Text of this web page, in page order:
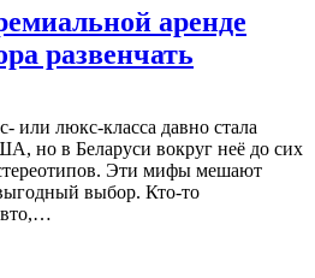
аренде
развенчать
или люкс-класса давно стала
но в Беларуси вокруг неё до сих
Эти мифы мешают
выбор. Кто-то